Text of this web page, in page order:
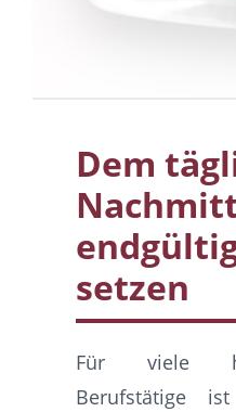
Dem
setzen
Für viele
Berufstätige